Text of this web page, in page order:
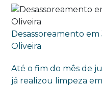
Desassoreamento
Oliveira
Até o fim do mês de
já realizou limpeza